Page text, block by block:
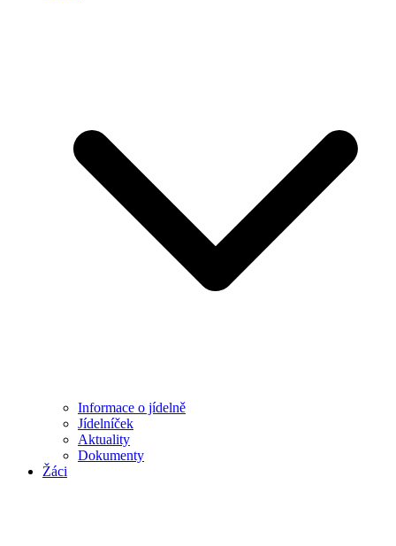
Informace o jídelně
Jídelníček
Aktuality
Dokumenty
Žáci